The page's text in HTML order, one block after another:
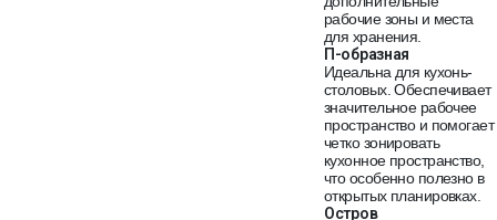
рабочие зоны и места
для хранения.
П-образная
Идеальна для кухонь-
столовых. Обеспечивает
значительное рабочее
пространство и помогает
четко зонировать
кухонное пространство,
что особенно полезно в
открытых планировках.
Остров